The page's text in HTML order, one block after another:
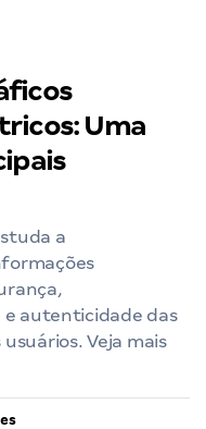
Uma
a
autenticidade das
Veja mais